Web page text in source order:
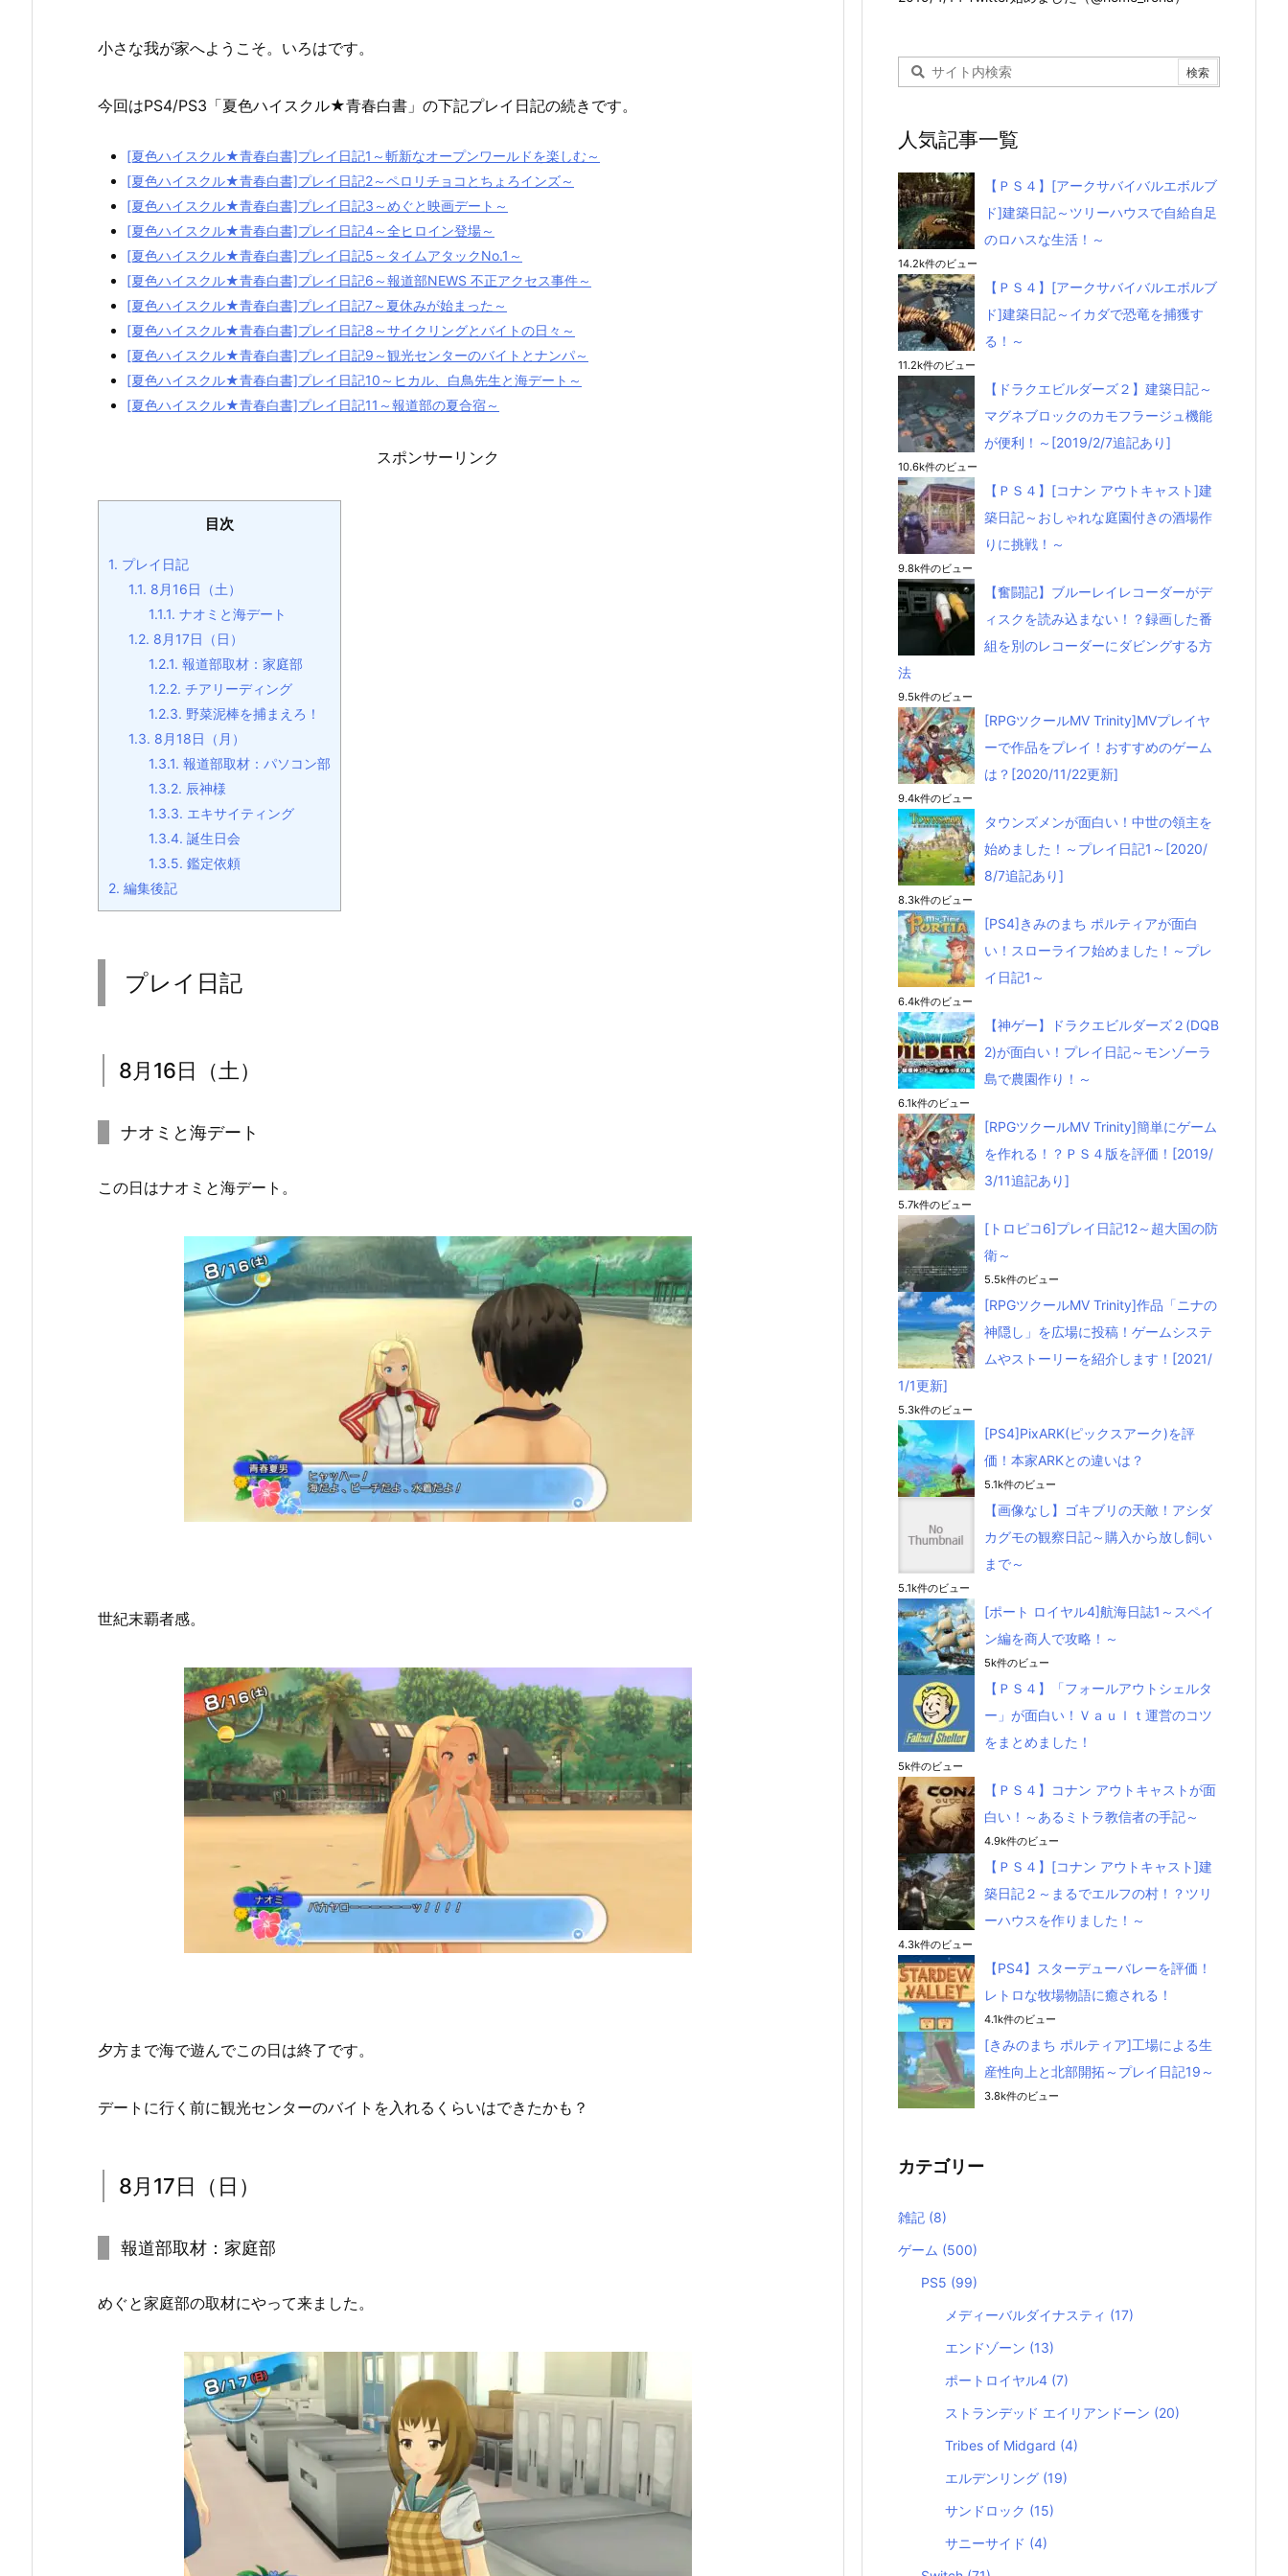
小さな我が家へようこそ。いろはです。
今回はPS4/PS3「夏色ハイスクル★青春白書」の下記プレイ日記の続きです。
[夏色ハイスクル★青春白書]プレイ日記1～斬新なオープンワールドを楽しむ～
[夏色ハイスクル★青春白書]プレイ日記2～ペロリチョコとちょろインズ～
[夏色ハイスクル★青春白書]プレイ日記3～めぐと映画デート～
[夏色ハイスクル★青春白書]プレイ日記4～全ヒロイン登場～
[夏色ハイスクル★青春白書]プレイ日記5～タイムアタックNo.1～
[夏色ハイスクル★青春白書]プレイ日記6～報道部NEWS 不正アクセス事件～
[夏色ハイスクル★青春白書]プレイ日記7～夏休みが始まった～
[夏色ハイスクル★青春白書]プレイ日記8～サイクリングとバイトの日々～
[夏色ハイスクル★青春白書]プレイ日記9～観光センターのバイトとナンパ～
[夏色ハイスクル★青春白書]プレイ日記10～ヒカル、白鳥先生と海デート～
[夏色ハイスクル★青春白書]プレイ日記11～報道部の夏合宿～
スポンサーリンク
目次
1. プレイ日記
1.1. 8月16日（土）
1.1.1. ナオミと海デート
1.2. 8月17日（日）
1.2.1. 報道部取材：家庭部
1.2.2. チアリーディング
1.2.3. 野菜泥棒を捕まえろ！
1.3. 8月18日（月）
1.3.1. 報道部取材：パソコン部
1.3.2. 辰神様
1.3.3. エキサイティング
1.3.4. 誕生日会
1.3.5. 鑑定依頼
2. 編集後記
プレイ日記
8月16日（土）
ナオミと海デート
この日はナオミと海デート。
世紀末覇者感。
夕方まで海で遊んでこの日は終了です。
デートに行く前に観光センターのバイトを入れるくらいはできたかも？
8月17日（日）
報道部取材：家庭部
めぐと家庭部の取材にやって来ました。
人気記事一覧
【ＰＳ４】[アークサバイバルエボルブ
ド]建築日記～ツリーハウスで自給自足
のロハスな生活！～
14.2k件のビュー
【ＰＳ４】[アークサバイバルエボルブ
ド]建築日記～イカダで恐竜を捕獲す
る！～
11.2k件のビュー
【ドラクエビルダーズ２】建築日記～
マグネブロックのカモフラージュ機能
が便利！～[2019/2/7追記あり]
10.6k件のビュー
【ＰＳ４】[コナン アウトキャスト]建
築日記～おしゃれな庭園付きの酒場作
りに挑戦！～
9.8k件のビュー
【奮闘記】ブルーレイレコーダーがデ
ィスクを読み込まない！？録画した番
組を別のレコーダーにダビングする方
法
9.5k件のビュー
[RPGツクールMV Trinity]MVプレイヤ
ーで作品をプレイ！おすすめのゲーム
は？[2020/11/22更新]
9.4k件のビュー
タウンズメンが面白い！中世の領主を
始めました！～プレイ日記1～[2020/
8/7追記あり]
8.3k件のビュー
[PS4]きみのまち ポルティアが面白
い！スローライフ始めました！～プレ
イ日記1～
6.4k件のビュー
【神ゲー】ドラクエビルダーズ２(DQB
2)が面白い！プレイ日記～モンゾーラ
島で農園作り！～
6.1k件のビュー
[RPGツクールMV Trinity]簡単にゲーム
を作れる！？ＰＳ４版を評価！[2019/
3/11追記あり]
5.7k件のビュー
[トロピコ6]プレイ日記12～超大国の防
衛～
5.5k件のビュー
[RPGツクールMV Trinity]作品「ニナの
神隠し」を広場に投稿！ゲームシステ
ムやストーリーを紹介します！[2021/
1/1更新]
5.3k件のビュー
[PS4]PixARK(ピックスアーク)を評
価！本家ARKとの違いは？
5.1k件のビュー
【画像なし】ゴキブリの天敵！アシダ
カグモの観察日記～購入から放し飼い
まで～
5.1k件のビュー
[ポート ロイヤル4]航海日誌1～スペイ
ン編を商人で攻略！～
5k件のビュー
【ＰＳ４】「フォールアウトシェルタ
ー」が面白い！Ｖａｕｌｔ運営のコツ
をまとめました！
5k件のビュー
【ＰＳ４】コナン アウトキャストが面
白い！～あるミトラ教信者の手記～
4.9k件のビュー
【ＰＳ４】[コナン アウトキャスト]建
築日記２～まるでエルフの村！？ツリ
ーハウスを作りました！～
4.3k件のビュー
【PS4】スターデューバレーを評価！
レトロな牧場物語に癒される！
4.1k件のビュー
[きみのまち ポルティア]工場による生
産性向上と北部開拓～プレイ日記19～
3.8k件のビュー
カテゴリー
雑記 (8)
ゲーム (500)
PS5 (99)
メディーバルダイナスティ (17)
エンドゾーン (13)
ポートロイヤル4 (7)
ストランデッド エイリアンドーン (20)
Tribes of Midgard (4)
エルデンリング (19)
サンドロック (15)
サニーサイド (4)